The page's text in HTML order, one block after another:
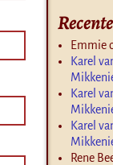
Emmie
Karel
Karel
Karel
Rene